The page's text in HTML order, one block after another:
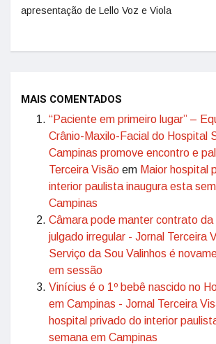
apresentação de Lello Voz e Viola
MAIS COMENTADOS
“Paciente em primeiro lugar” –
Crânio-Maxilo-Facial do Hospital
Campinas promove encontro e
Terceira Visão em Maior hospital
interior paulista inaugura esta
Campinas
Câmara pode manter contrato da
julgado irregular - Jornal Terceira
Serviço da Sou Valinhos é
em sessão
Vinícius é o 1º bebê nascido no
em Campinas - Jornal Terceira
hospital privado do interior
semana em Campinas